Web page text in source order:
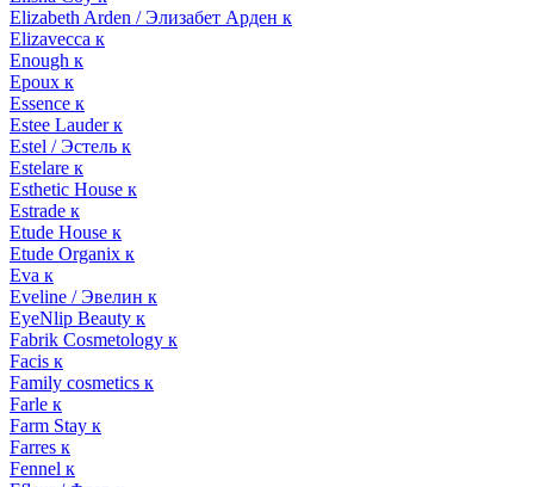
Elizabeth Arden / Элизабет Арден к
Elizavecca к
Enough к
Epoux к
Essence к
Estee Lauder к
Estel / Эстель к
Estelare к
Esthetic House к
Estrade к
Etude House к
Etude Organix к
Eva к
Eveline / Эвелин к
EyeNlip Beauty к
Fabrik Cosmetology к
Facis к
Family cosmetics к
Farle к
Farm Stay к
Farres к
Fennel к